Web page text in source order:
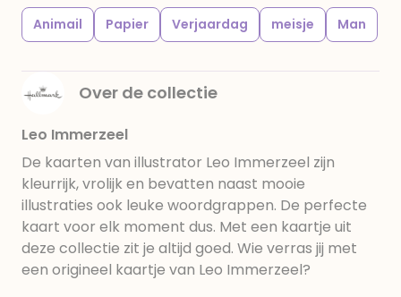
Animail Papier Verjaardag meisje Man
Over de collectie
Leo Immerzeel
De kaarten van illustrator Leo Immerzeel zijn
kleurrijk, vrolijk en bevatten naast mooie
illustraties ook leuke woordgrappen. De perfecte
kaart voor elk moment dus. Met een kaartje uit
deze collectie zit je altijd goed. Wie verras jij met
een origineel kaartje van Leo Immerzeel?